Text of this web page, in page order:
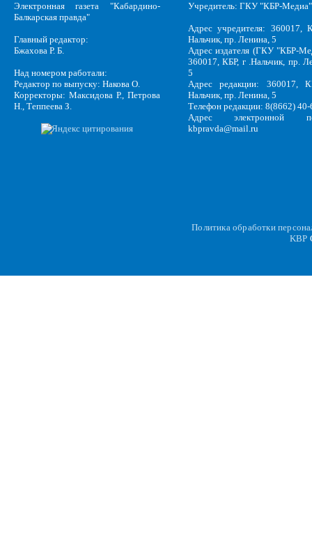
Электронная газета "Кабардино-
Балкарская правда"
Главный редактор:
Бжахова Р. Б.
Над номером работали:
Редактор по выпуску: Накова О.
Корректоры: Максидова Р., Петрова
Н., Теппеева З.
Учредитель: ГКУ "КБР-Медиа"
Адрес учредителя: 360017,
Нальчик, пр. Ленина, 5
Адрес издателя (ГКУ "КБР-
360017, КБР, г .Нальчик, пр.
5
Адрес редакции: 360017,
Нальчик, пр. Ленина, 5
Телефон редакции: 8(8662)
Адрес электронной
kbpravda@mail.ru
Политика обработки
KBP